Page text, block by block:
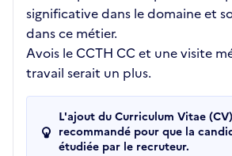
significative dans le domaine et
dans ce métier.
Avois le CCTH CC et une visite
travail serait un plus.
L'ajout du Curriculum Vitae
recommandé pour que la
étudiée par le recruteur.